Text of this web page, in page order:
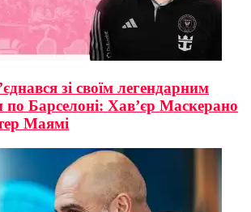
зі своїм легендарним
по Барселоні: Хав’єр Маскерано
Маямі